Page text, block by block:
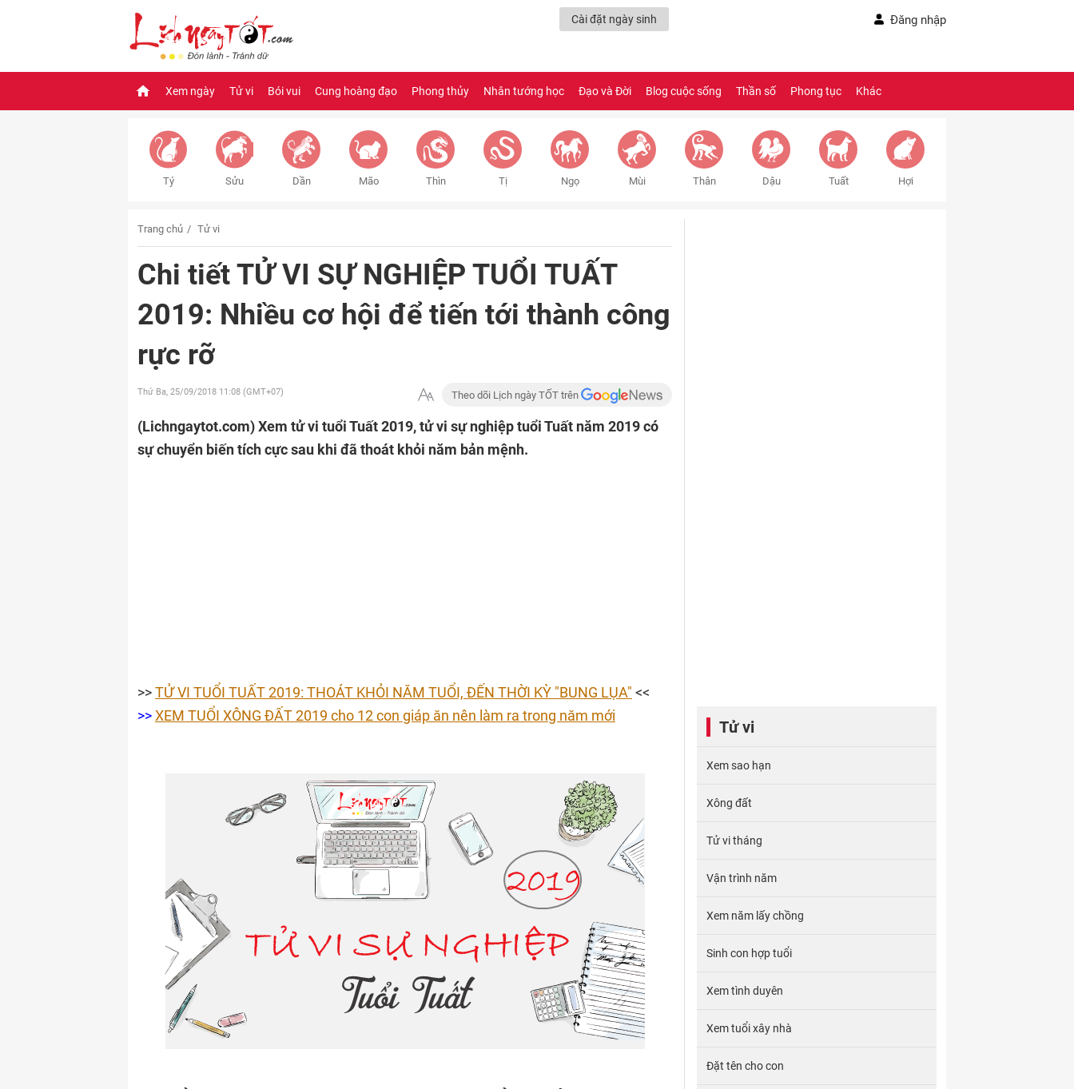
Cài đặt ngày sinh Đăng nhập
Xem ngày Tử vi Bói vui Cung hoàng đạo Phong thủy Nhân tướng học Đạo và Đời Blog cuộc sống Thần số Phong tục Khác
Tý Sửu Dần Mão Thìn Tị Ngọ Mùi Thân Dậu Tuất Hợi
Trang chủ Tử vi
Chi tiết TỬ VI SỰ NGHIỆP TUỔI TUẤT
2019: Nhiều cơ hội để tiến tới thành công
rực rỡ
Thứ Ba, 25/09/2018 11:08 (GMT+07) Theo dõi Lịch ngày TỐT trên
(Lichngaytot.com)Xem tử vi tuổi Tuất 2019, tử vi sự nghiệp tuổi Tuất năm 2019 có
sự chuyển biến tích cực sau khi đã thoát khỏi năm bản mệnh.
>>TỬ VI TUỔI TUẤT 2019: THOÁT KHỎI NĂM TUỔI, ĐẾN THỜI KỲ "BUNG LỤA" <<
>>XEM TUỔI XÔNG ĐẤT 2019 cho 12 con giáp ăn nên làm ra trong năm mới
Tử vi
Xem sao hạn
Xông đất
Tử vi tháng
Vận trình năm
Xem năm lấy chồng
Sinh con hợp tuổi
Xem tình duyên
Xem tuổi xây nhà
Đặt tên cho con